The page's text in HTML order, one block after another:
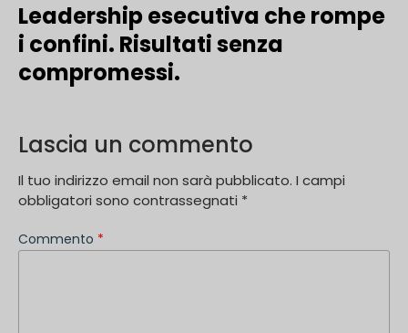
Leadership esecutiva che rompe
i confini. Risultati senza
compromessi.
Lascia un commento
Il tuo indirizzo email non sarà pubblicato. I campi
obbligatori sono contrassegnati *
Commento *